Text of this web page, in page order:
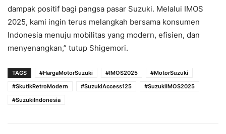
dampak positif bagi pangsa pasar Suzuki. Melalui IMOS
2025, kami ingin terus melangkah bersama konsumen
Indonesia menuju mobilitas yang modern, efisien, dan
menyenangkan,” tutup Shigemori.
TAGS #HargaMotorSuzuki #IMOS2025
#MotorSuzuki
#SkutikRetroModern
#SuzukiAccess125
#SuzukiIMOS2025
#SuzukiIndonesia